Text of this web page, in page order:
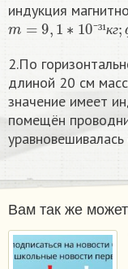
индукция
кг
m=9,1∗10⁻³¹кг ;qc
2.По
длиной 20 см
значение имеет
помещён
Вам так же